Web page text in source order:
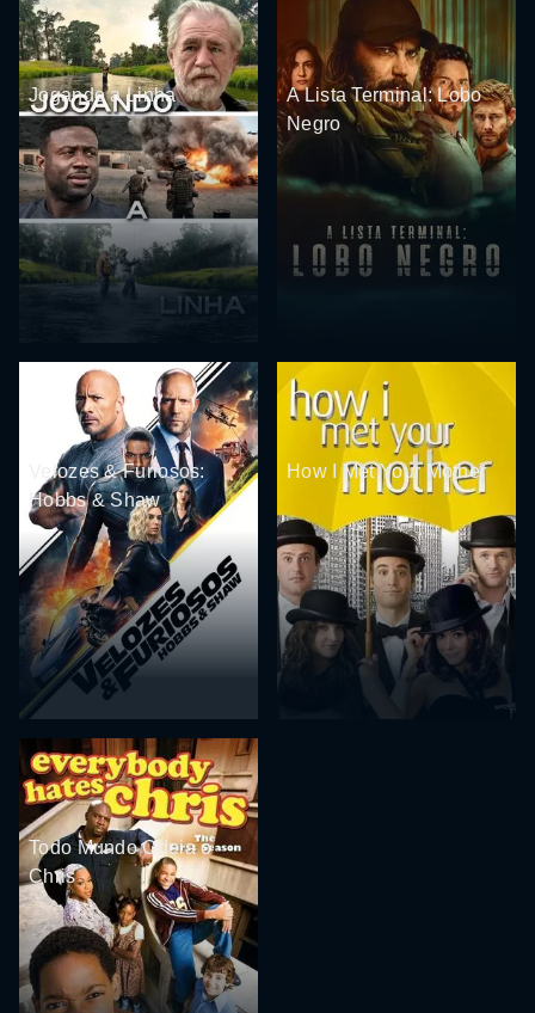
Jogando a Linha
A Lista Terminal: Lobo
Negro
Velozes & Furiosos:
Hobbs & Shaw
How I Met Your Mother
Todo Mundo Odeia o
Chris